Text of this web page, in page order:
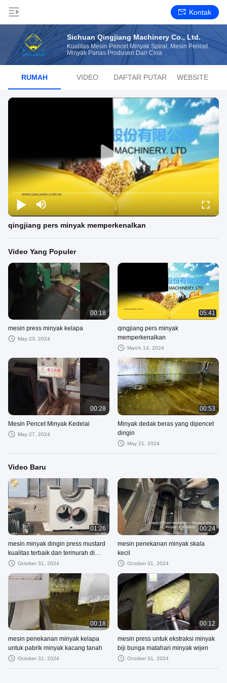
Kontak
Sichuan Qingjiang Machinery Co., Ltd.
Kualitas Mesin Pencet Minyak Spiral, Mesin Pencet
Minyak Panas Produsen Dari Cina
RUMAH VIDEO DAFTAR PUTAR WEBSITE
qingjiang pers minyak memperkenalkan
Video Yang Populer
00:18
mesin press minyak kelapa
May 23, 2024
05:41
qingjiang pers minyak
memperkenalkan
March 14, 2024
00:28
Mesin Pencet Minyak Kedelai
May 27, 2024
00:53
Minyak dedak beras yang dipencet
dingin
May 21, 2024
Video Baru
01:26
mesin minyak dingin press mustard
kualitas terbaik dan termurah di
harga india
October 31, 2024
00:24
mesin penekanan minyak skala
kecil
October 31, 2024
00:18
mesin penekanan minyak kelapa
untuk pabrik minyak kacang tanah
October 31, 2024
00:12
mesin press untuk ekstraksi minyak
biji bunga matahari minyak wijen
October 31, 2024